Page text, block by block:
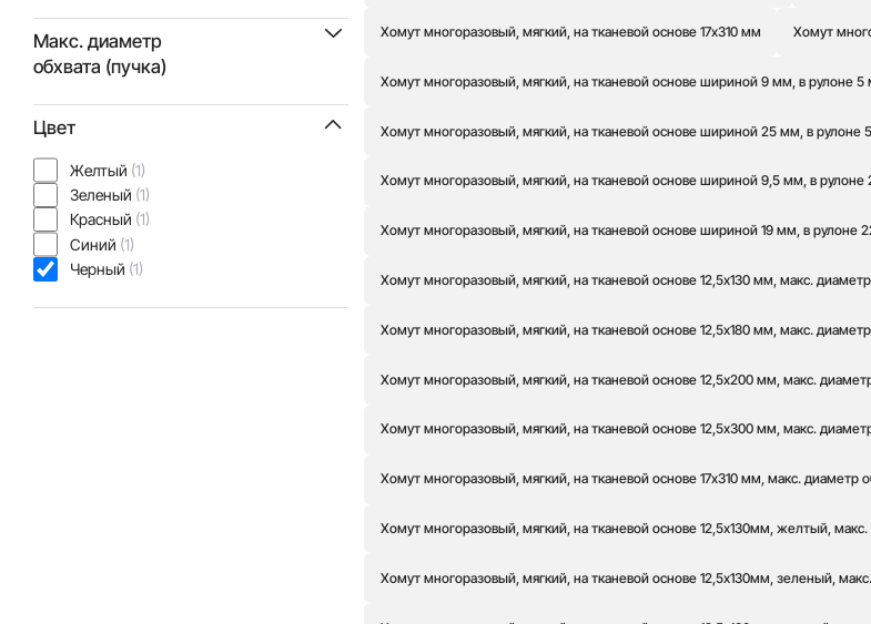
Макс. диаметр
обхвата (пучка)
35(0)
51
89(0)
92
(0)
Цвет
Желтый (1)
Зеленый (1)
Красный (1)
Синий (1)
Черный (1)
Хомут многоразовый, мягкий, на тканевой основе 17х310 мм Хомут
Хомут многоразовый, мягкий, на тканевой основе шириной 9 мм, в рулоне 5
Хомут многоразовый, мягкий, на тканевой основе шириной 25 мм, в рулоне
Хомут многоразовый, мягкий, на тканевой основе шириной 9,5 мм, в рулоне
Хомут многоразовый, мягкий, на тканевой основе шириной 19 мм, в рулоне
Хомут многоразовый, мягкий, на тканевой основе 12,5х130 мм, макс.
Хомут многоразовый, мягкий, на тканевой основе 12,5х180 мм, макс.
Хомут многоразовый, мягкий, на тканевой основе 12,5х200 мм, макс.
Хомут многоразовый, мягкий, на тканевой основе 12,5х300 мм, макс.
Хомут многоразовый, мягкий, на тканевой основе 17х310 мм, макс. диаметр
Хомут многоразовый, мягкий, на тканевой основе 12,5х130мм, желтый,
Хомут многоразовый, мягкий, на тканевой основе 12,5х130мм, зеленый,